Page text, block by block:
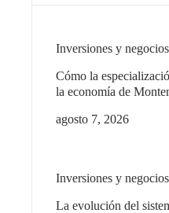
Inversiones y negocios
Cómo la
la economía de
agosto 7, 2026
Inversiones y negocios
La evolución del